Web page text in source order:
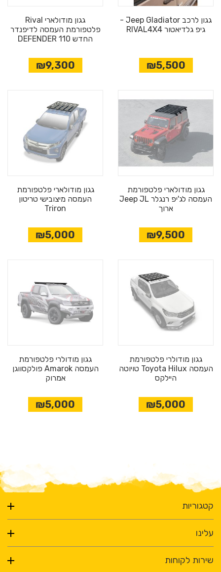
גגון לרכב Jeep Gladiator -
גיפ גלדיאטור RIVAL4X4
₪5,500
גגון מודולארי Rival
פלטפורמת העמסה לדיפנדר
החדש DEFENDER 110
₪9,300
גגון מודולארי פלטפורמת
העמסה לג'יפ רנגלר Jeep JL
ארוך
₪9,500
גגון מודולארי פלטפורמת
העמסה מיצובישי טריטון
Triron
₪5,000
גגון מודולרי פלטפורמת
העמסה Toyota Hilux טויוטה
היילקס
₪5,000
גגון מודולרי פלטפורמת
העמסה Amarok פולקסווגן
אמרוק
₪5,000
קטגוריות
עלינו
שירות לקוחות